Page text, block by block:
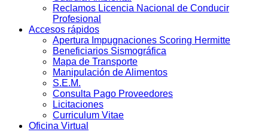
Reclamos Licencia Nacional de Conducir
Profesional
Accesos rápidos
Apertura Impugnaciones Scoring Hermitte
Beneficiarios Sismográfica
Mapa de Transporte
Manipulación de Alimentos
S.E.M.
Consulta Pago Proveedores
Licitaciones
Curriculum Vitae
Oficina Virtual